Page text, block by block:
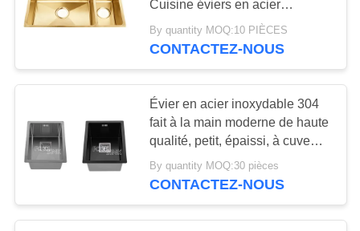
D'USINE
CONTRÔLE
DE
QUALITÉ
CONTACTEZ-
inoxydable de bâti
Évier de cuisine
d'acier inoxydable
d'Undermount
120
Cuisine éviers en acier
inoxydable Pvd évier doré
bassins Smart évier pour
Fregadero De Cocina
By quantity MOQ:10 PIÈCES
CONTACTEZ-NOUS
Évier en acier inoxydable 304
fait à la main moderne de haute
qualité, petit, épaissi, à cuve
unique, nano noir, pour cuisine
multifonctionnelle, design pour
By quantity MOQ:30 pièces
CONTACTEZ-NOUS